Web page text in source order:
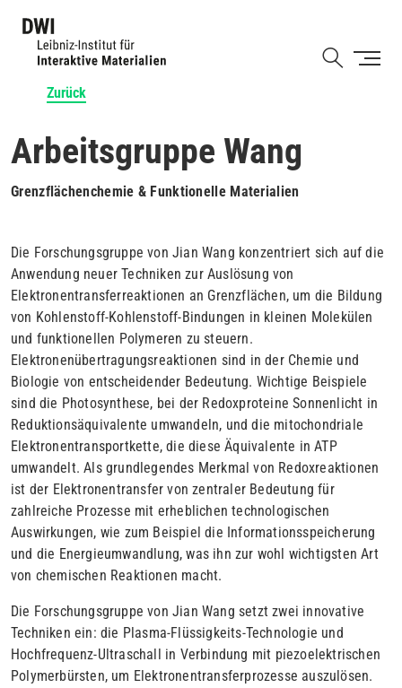
Zurück
Arbeitsgruppe Wang
Grenzflächenchemie & Funktionelle Materialien
Die Forschungsgruppe von Jian Wang konzentriert sich auf die
Anwendung neuer Techniken zur Auslösung von
Elektronentransferreaktionen an Grenzflächen, um die Bildung
von Kohlenstoff-Kohlenstoff-Bindungen in kleinen Molekülen
und funktionellen Polymeren zu steuern.
Elektronenübertragungsreaktionen sind in der Chemie und
Biologie von entscheidender Bedeutung. Wichtige Beispiele
sind die Photosynthese, bei der Redoxproteine Sonnenlicht in
Reduktionsäquivalente umwandeln, und die mitochondriale
Elektronentransportkette, die diese Äquivalente in ATP
umwandelt. Als grundlegendes Merkmal von Redoxreaktionen
ist der Elektronentransfer von zentraler Bedeutung für
zahlreiche Prozesse mit erheblichen technologischen
Auswirkungen, wie zum Beispiel die Informationsspeicherung
und die Energieumwandlung, was ihn zur wohl wichtigsten Art
von chemischen Reaktionen macht.
Die Forschungsgruppe von Jian Wang setzt zwei innovative
Techniken ein: die Plasma-Flüssigkeits-Technologie und
Hochfrequenz-Ultraschall in Verbindung mit piezoelektrischen
Polymerbürsten, um Elektronentransferprozesse auszulösen.